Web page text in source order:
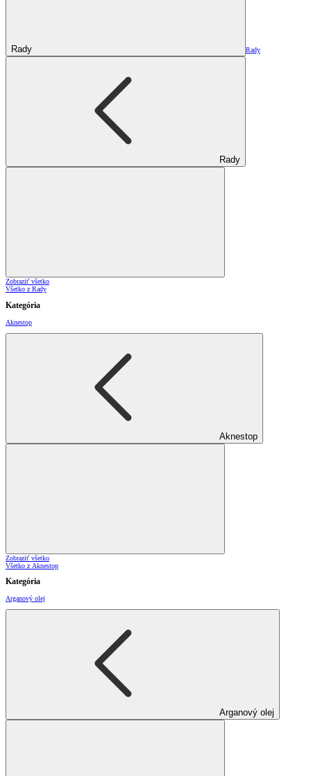
Rady Rady
Rady
Zobraziť všetko
Všetko z Rady
Kategória
Aknestop
Aknestop
Zobraziť všetko
Všetko z Aknestop
Kategória
Arganový olej
Arganový olej